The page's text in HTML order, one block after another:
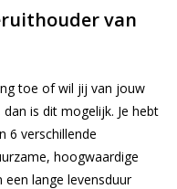
van
toe of wil jij van jouw
is dit mogelijk. Je hebt
6 verschillende
hoogwaardige
lange levensduur